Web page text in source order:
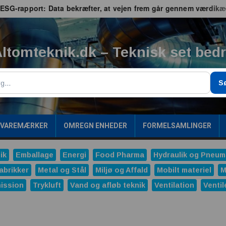
Data bekræfter, at vejen frem går gennem værdikæden
– Teknisk set
OMREGN ENHEDER FORMELSAMLINGER
Emballage Energi Food Pharma Hydraulik og
Metal og Stål Miljø og Affald Mobilt materiel
Trykluft Vand og afløb teknik Ventilation